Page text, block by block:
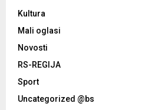
Kultura
Mali oglasi
Novosti
RS-REGIJA
Sport
Uncategorized @bs